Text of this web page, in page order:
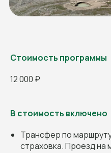
Стоимость программы
12 000 ₽
В стоимость включено
Трансфер по
страховка. Проезд на